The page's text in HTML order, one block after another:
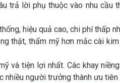
trả lời phụ thuộc vào nhu cầu
hiệu quả cao, chi phí thấp
thật, thẩm mỹ hơn mắc cài
và tiện lợi nhất. Các khay
người trưởng thành ưu tiên